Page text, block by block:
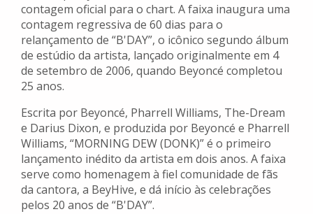
contagem oficial para o chart. A faixa inaugura uma
contagem regressiva de 60 dias para o
relançamento de “B'DAY”, o icônico segundo álbum
de estúdio da artista, lançado originalmente em 4
de setembro de 2006, quando Beyoncé completou
25 anos.
Escrita por Beyoncé, Pharrell Williams, The-Dream
e Darius Dixon, e produzida por Beyoncé e Pharrell
Williams, “MORNING DEW (DONK)” é o primeiro
lançamento inédito da artista em dois anos. A faixa
serve como homenagem à fiel comunidade de fãs
da cantora, a BeyHive, e dá início às celebrações
pelos 20 anos de “B'DAY”.